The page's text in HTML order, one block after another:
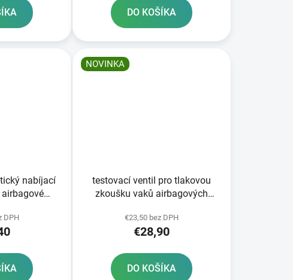
DO KOŠÍKA
nabíjací
airbagové
RACE
DPH
NOVINKA
testovací ventil pro tlakovou
zkoušku vaků airbagových
AIR®7X/OFFROAD
ALPINESTARS
€23,50 bez DPH
€28,90
DO KOŠÍKA